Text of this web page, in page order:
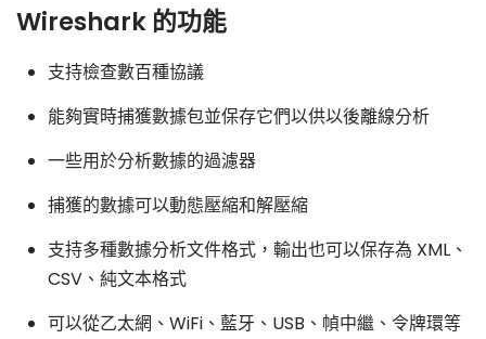
Wireshark 的功能
支持檢查數百種協議
能夠實時捕獲數據包並保存它們以供以後離線分析
一些用於分析數據的過濾器
捕獲的數據可以動態壓縮和解壓縮
支持多種數據分析文件格式，輸出也可以保存為 XML、
CSV、純文本格式
可以從乙太網、WiFi、藍牙、USB、幀中繼、令牌環等